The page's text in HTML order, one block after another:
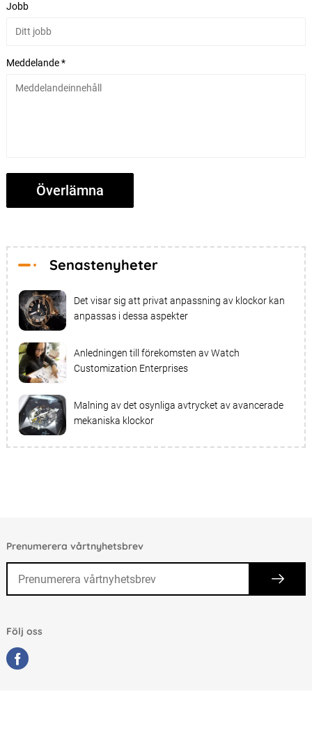
Jobb
Meddelande *
Senastenyheter
Det visar sig att privat anpassning av klockor kan
anpassas i dessa aspekter
Anledningen till förekomsten av Watch
Customization Enterprises
Malning av det osynliga avtrycket av avancerade
mekaniska klockor
Prenumerera vårtnyhetsbrev
Följ oss